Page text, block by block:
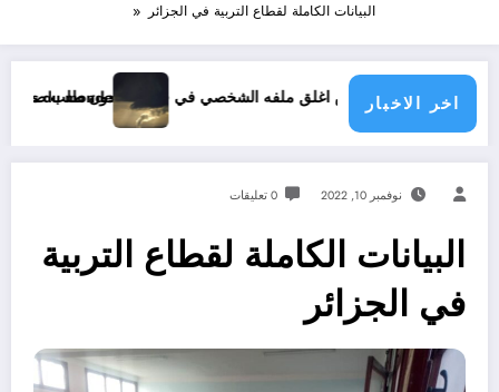
البيانات الكاملة لقطاع التربية في الجزائر
اخر الاخبار
الشخصي في فيسبوك دون طلب صداقة .. الاطلاع على محتوى صفحة شخص اغلق ملفه الشخصي في فيسبوك دون طلب صداقة
les pays du monde
نوفمبر 10, 2022 0 تعليقات
البيانات الكاملة لقطاع التربية
في الجزائر